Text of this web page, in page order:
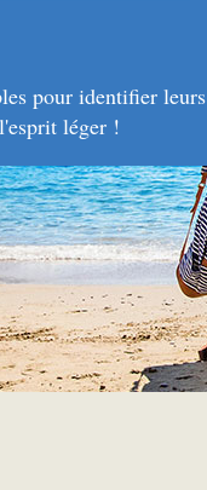
pour identifier leurs
léger !